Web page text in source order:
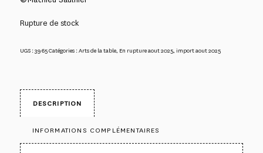
Rupture de stock
UGS :3965Catégories :Arts de la table, En rupture aout 2025, import aout 2025
DESCRIPTION
INFORMATIONS COMPLÉMENTAIRES